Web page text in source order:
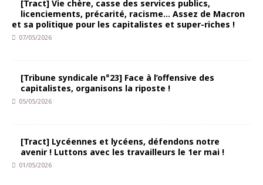
[Tract] Vie chère, casse des services publics,
licenciements, précarité, racisme… Assez de Macron
et sa politique pour les capitalistes et super-riches !
07/05/2026
[Tribune syndicale n°23] Face à l’offensive des
capitalistes, organisons la riposte !
05/05/2026
[Tract] Lycéennes et lycéens, défendons notre
avenir ! Luttons avec les travailleurs le 1er mai !
01/05/2026